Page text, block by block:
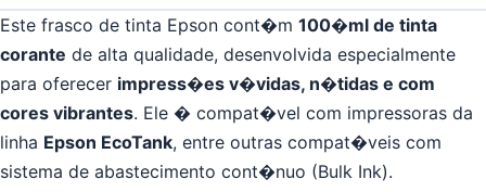
Este frasco de tinta Epson cont�m 100�ml de tinta
corante de alta qualidade, desenvolvida especialmente
para oferecer impress�es v�vidas, n�tidas e com
cores vibrantes. Ele � compat�vel com impressoras da
linha Epson EcoTank, entre outras compat�veis com
sistema de abastecimento cont�nuo (Bulk Ink).